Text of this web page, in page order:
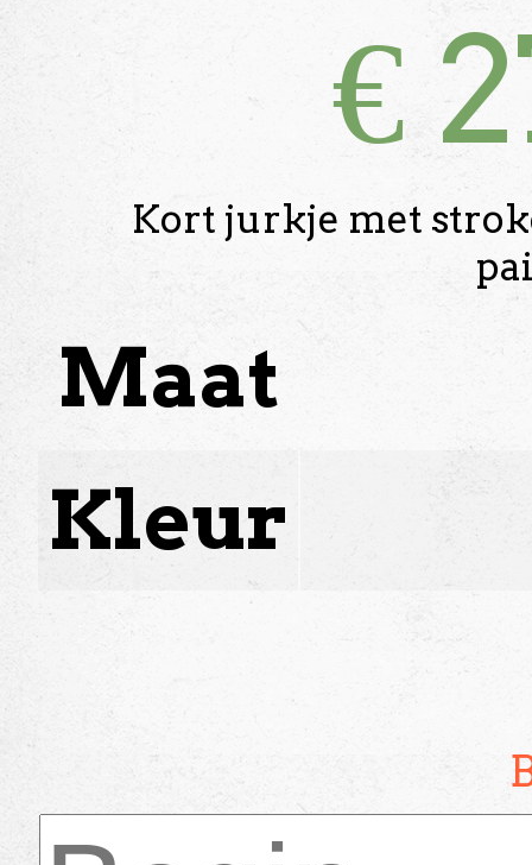
€
Kort jurkje met
Maat
Kleur